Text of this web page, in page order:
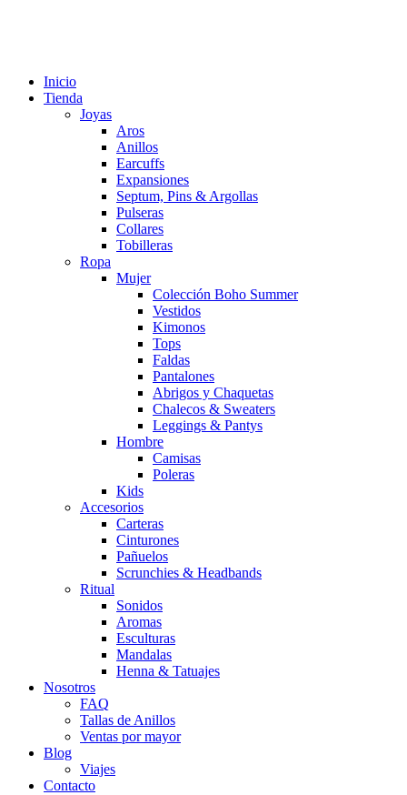
Inicio
Tienda
Joyas
Aros
Anillos
Earcuffs
Expansiones
Septum, Pins & Argollas
Pulseras
Collares
Tobilleras
Ropa
Mujer
Colección Boho Summer
Vestidos
Kimonos
Tops
Faldas
Pantalones
Abrigos y Chaquetas
Chalecos & Sweaters
Leggings & Pantys
Hombre
Camisas
Poleras
Kids
Accesorios
Carteras
Cinturones
Pañuelos
Scrunchies & Headbands
Ritual
Sonidos
Aromas
Esculturas
Mandalas
Henna & Tatuajes
Nosotros
FAQ
Tallas de Anillos
Ventas por mayor
Blog
Viajes
Contacto